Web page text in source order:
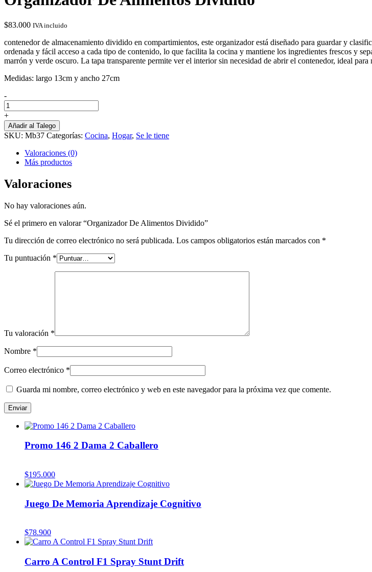
$83.000 IVA incluido
contenedor de almacenamiento dividido en compartimientos, este organizador está diseñado para guardar y
ordenada y fácil acceso a cada tipo de contenido, lo que facilita la cocina y mantiene los ingredientes frescos y
marrón y verde oscuro. La tapa transparente permite ver el interior sin necesidad de abrir el contenedor, ideal
Medidas: largo 13cm y ancho 27cm
-
Organizador
De
Alimentos
Dividido
cantidad
+
Añadir al Talego
SKU: Mb37 Categorías: Cocina, Hogar, Se le tiene
Valoraciones (0)
Más productos
Valoraciones
No hay valoraciones aún.
Sé el primero en valorar “Organizador De Alimentos Dividido”
Tu dirección de correo electrónico no será publicada. Los campos obligatorios están marcados con *
Tu puntuación *
Tu valoración *
Nombre *
Correo electrónico *
Guarda mi nombre, correo electrónico y web en este navegador para la próxima vez que comente.
Promo 146 2 Dama 2 Caballero
$195.000
Juego De Memoria Aprendizaje Cognitivo
$78.900
Carro A Control F1 Spray Stunt Drift